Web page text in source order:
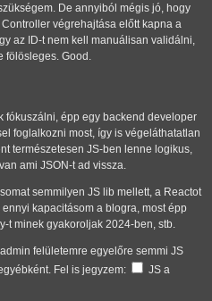
De annyiból mégis jó, hogy
végrehajtása előtt kapna a
az ID-t nem kell manuálisan validálni,
fölösleges. Good.
fókuszálni, épp egy backend developer
foglalkozni most, így is végeláthatatlan
természetesen JS-ben lenne logikus,
ami JSON-t ad vissza.
semmilyen JS lib mellett, a Reactot
kapacitásom a blogra, most épp
t minek gyakoroljak 2024-ben, stb.
felületemre egyelőre semmi JS
Fel is jegyzem:
JS a